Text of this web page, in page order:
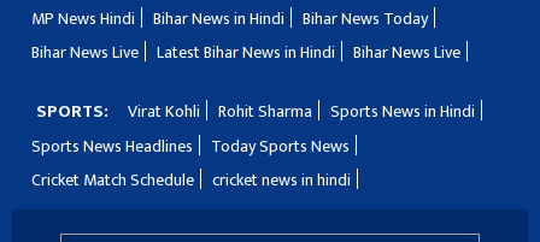
MP News Hindi
Bihar News in Hindi
Bihar News Today
Bihar News Live
Latest Bihar News in Hindi Bihar News Live
SPORTS: Virat Kohli Rohit Sharma
Sports News in Hindi
Sports News Headlines
Today Sports News
Cricket Match Schedule
cricket news in hindi